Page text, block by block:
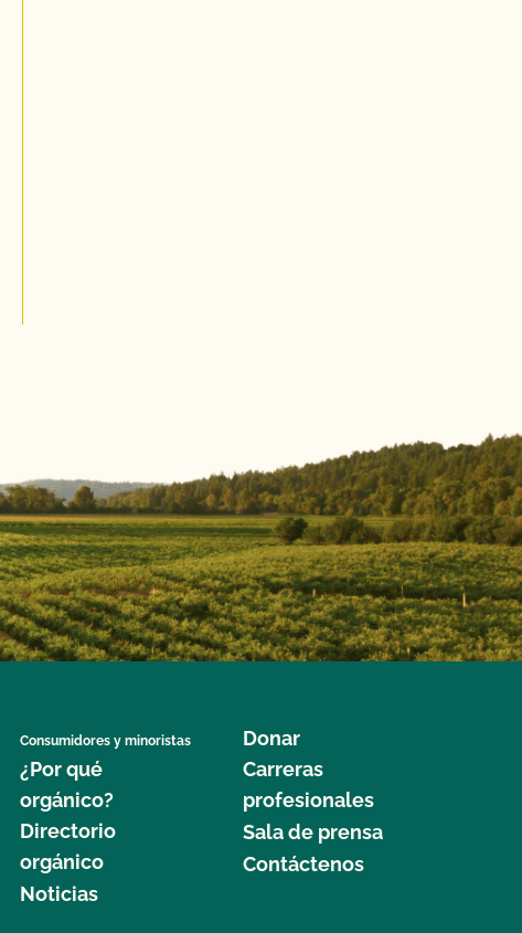
Consumidores y minoristas
¿Por qué
orgánico?
Directorio
orgánico
Noticias
Donar
Carreras
profesionales
Sala de prensa
Contáctenos